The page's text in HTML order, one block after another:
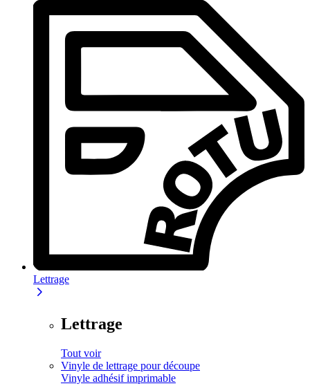
Lettrage
Lettrage
Tout voir
Vinyle de lettrage pour découpe
Vinyle adhésif imprimable